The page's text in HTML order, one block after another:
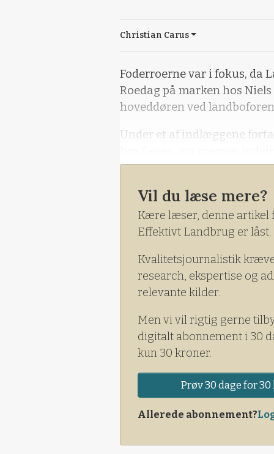
Christian Carus
Foderroerne var i fokus, da
Roedag på marken hos
hoveddøren ved
Under et af indlæggene
Vil du læse mere?
Kære læser, denne artikel
Effektivt Landbrug er låst.
Kvalitetsjournalistik
research, ekspertise og
relevante kilder.
Men vi vil rigtig gerne
digitalt abonnement i 30
kun 30 kroner.
Prøv 30 dage for
Allerede abonnement?